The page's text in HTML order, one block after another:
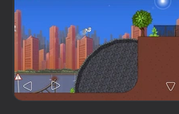
यह गेम
ओरिएंटेशन का
लोड